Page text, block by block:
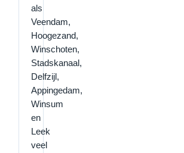
als
Veendam,
Hoogezand,
Winschoten,
Stadskanaal,
Delfzijl,
Appingedam,
Winsum
en
Leek
veel